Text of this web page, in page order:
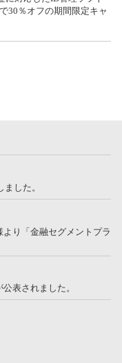
30％オフの期間限定キャ
した。
り「金融セグメントプラ
表されました。